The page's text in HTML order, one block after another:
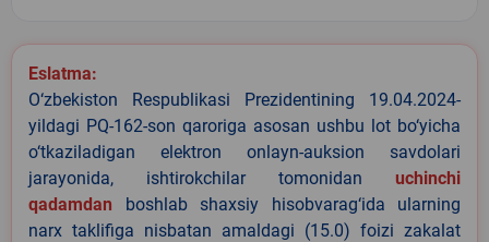
Eslatma:
O‘zbekiston Respublikasi Prezidentining 19.04.2024-
yildagi PQ-162-son qaroriga asosan ushbu lot bo‘yicha
o‘tkaziladigan elektron onlayn-auksion savdolari
jarayonida, ishtirokchilar tomonidan uchinchi
qadamdan boshlab shaxsiy hisobvarag‘ida ularning
narx taklifiga nisbatan amaldagi (15.0) foizi zakalat